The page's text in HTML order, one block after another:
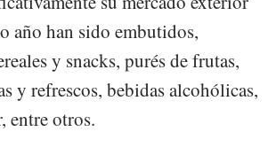
año han sido embutidos,
y snacks, purés de frutas,
y refrescos, bebidas alcohólicas,
entre otros.